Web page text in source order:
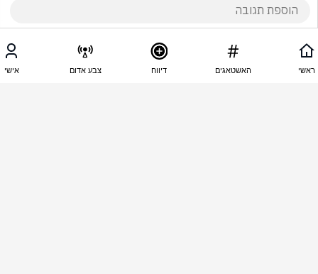
איריס דרור
ראשי האשטאגים דיווח צבע אדום אישי